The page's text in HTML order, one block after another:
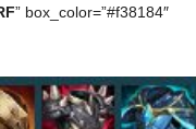
” box_color=”#f38184″